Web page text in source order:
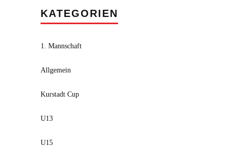
KATEGORIEN
1. Mannschaft
Allgemein
Kurstadt Cup
U13
U15